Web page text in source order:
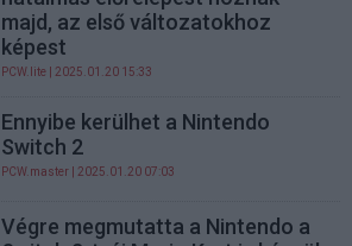
majd, az első változatokhoz
képest
PCW.lite | 2025.01.20 15:33
Ennyibe kerülhet a Nintendo
Switch 2
PCW.master | 2025.01.20 07:03
Végre megmutatta a Nintendo a